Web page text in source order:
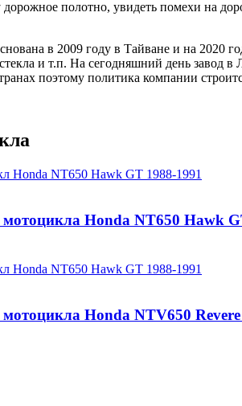
полотно, увидеть помехи на
в 2009 году в Тайване и на 2020
и т.п. На сегодняшний день
поэтому политика компании
Honda NT650 Hawk
Honda NTV650 Revere